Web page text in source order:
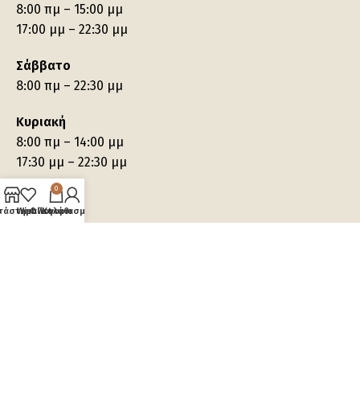
8:00 πμ – 15:00 μμ
17:00 μμ – 22:30 μμ
Σάββατο
8:00 πμ – 22:30 μμ
Κυριακή
8:00 πμ – 14:00 μμ
17:30 μμ – 22:30 μμ
Wishlist
0
Καλάθι
Ο λογαριασμός μου